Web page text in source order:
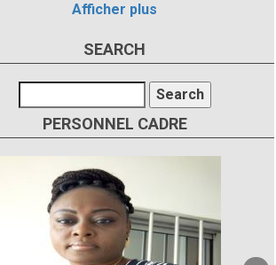
Afficher plus
SEARCH
PERSONNEL CADRE